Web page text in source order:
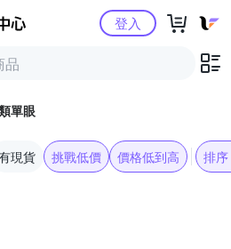
Yahoo購物中心登入
單眼
現貨 挑戰低價 價格低到高 排序